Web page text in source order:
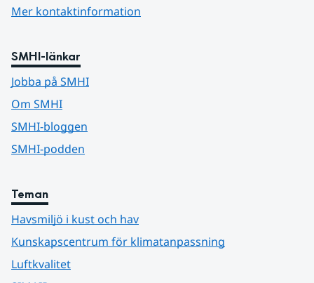
Mer kontaktinformation
SMHI-länkar
Jobba på SMHI
Om SMHI
SMHI-bloggen
SMHI-podden
Teman
Havsmiljö i kust och hav
Kunskapscentrum för klimatanpassning
Luftkvalitet